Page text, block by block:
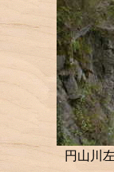
円山川